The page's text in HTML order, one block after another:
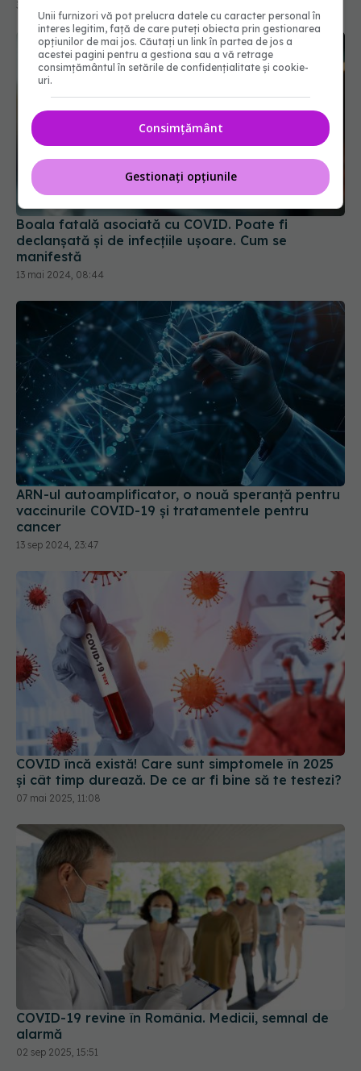
Boala fatală asociată cu COVID. Poate fi
declanșată și de infecțiile ușoare. Cum se
manifestă
13 mai 2024, 08:44
ARN-ul autoamplificator, o nouă speranță pentru
vaccinurile COVID-19 și tratamentele pentru
cancer
13 sep 2024, 23:47
COVID încă există! Care sunt simptomele în 2025
și cât timp durează. De ce ar fi bine să te testezi?
07 mai 2025, 11:08
COVID-19 revine în România. Medicii, semnal de
02 sep 2025, 15:51
Unii furnizori vă pot prelucra datele cu caracter personal în
interes legitim, față de care puteți obiecta prin gestionarea
opțiunilor de mai jos. Căutați un link în partea de jos a
acestei pagini pentru a gestiona sau a vă retrage
consimțământul în setările de confidențialitate și cookie-
uri.
Consimțământ
Gestionați opțiunile